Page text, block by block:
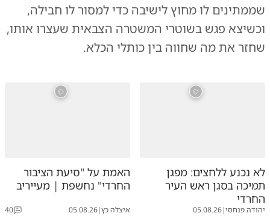
שממתינים לו מחוץ לישיבה כדי למסור לו חבילה,
וכשיצא פגש בשוטרי המשטרה הצבאית שעצרו אותו,
שחזר את מה שחווה בין כותלי הכלא.
לא נכנע ללחצים: מפגן
תמיכה בסגן ראש העיר
החרדי
יהודה פנחסי|
05.08.26
האמת על "סיעת הציבור
החרדי" נחשפת | מעייריב
איצלה כץ|
05.08.26
40